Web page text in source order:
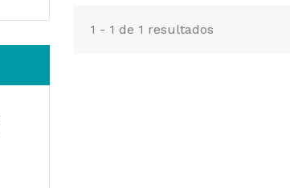
1 - 1 de 1 resultados